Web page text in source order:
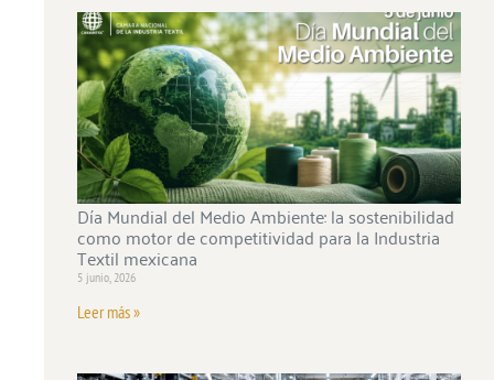
Día Mundial del Medio Ambiente: la sostenibilidad
como motor de competitividad para la Industria
Textil mexicana
5 junio, 2026
Leer más »